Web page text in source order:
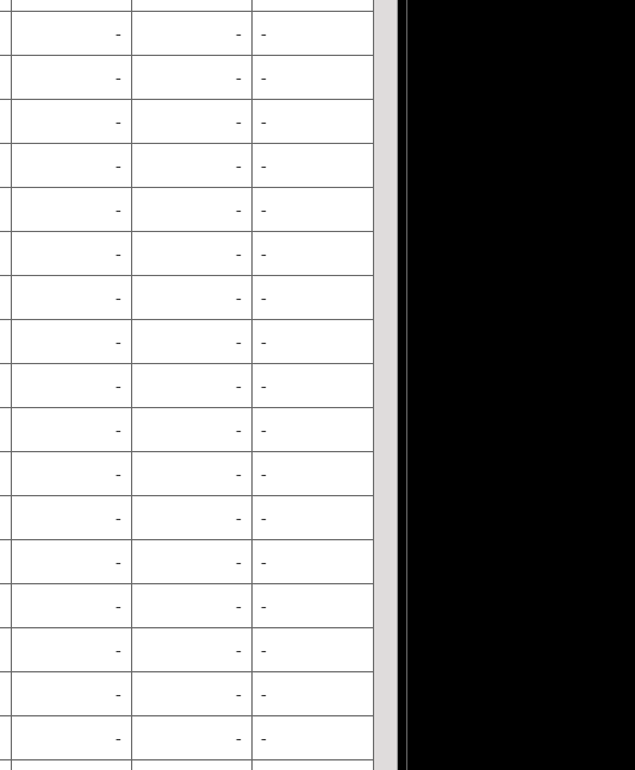
- - -
- - -
- - -
- - -
- - -
- - -
- - -
- - -
- - -
- - -
- - -
- - -
- - -
- - -
- - -
- - -
- - -